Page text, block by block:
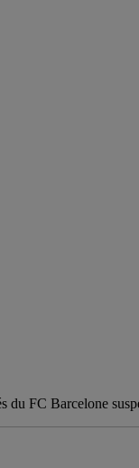
FC Barcelone